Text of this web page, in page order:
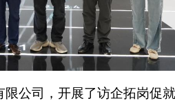
公司，开展了访企拓岗促